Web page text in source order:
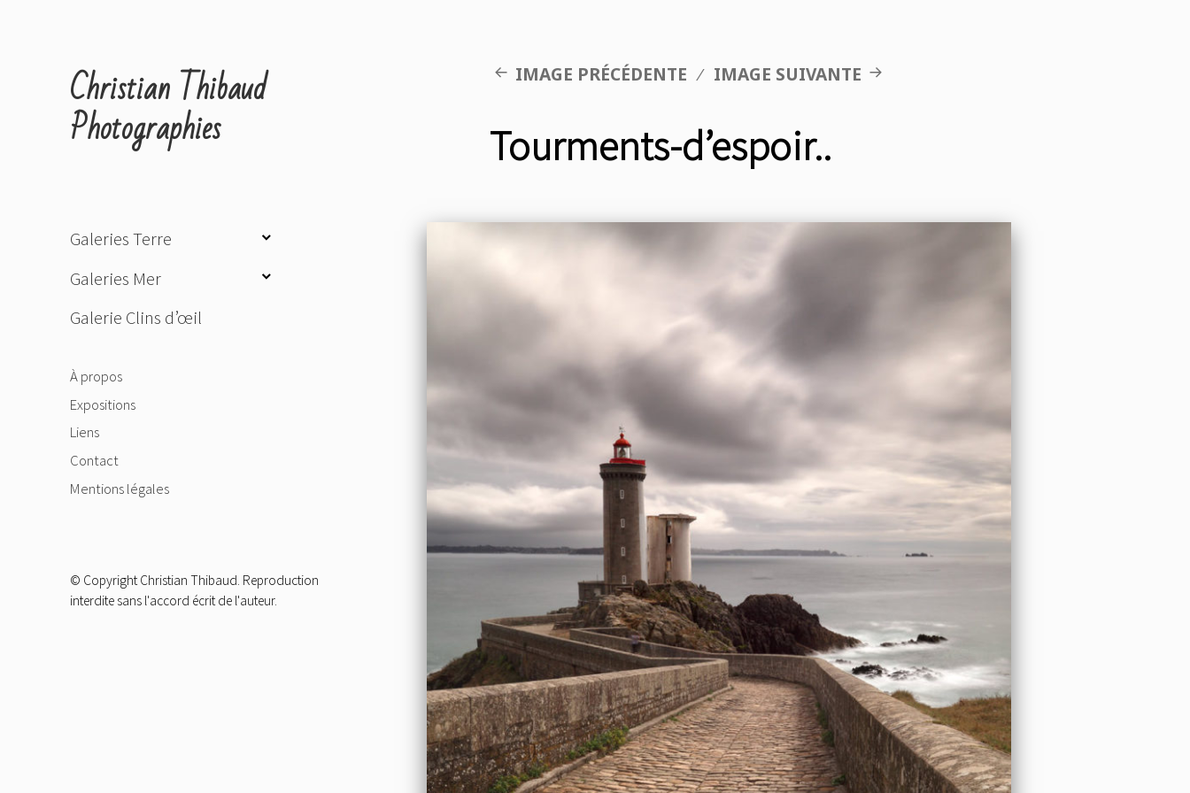
Christian Thibaud
Photographies
Galeries Terre
ouvrir
sous-
Galeries Mer
ouvrir
Galerie Clins d’œil
À propos
Expositions
Liens
Contact
Mentions légales
© Copyright Christian Thibaud. Reproduction
interdite sans l'accord écrit de l'auteur.
IMAGE PRÉCÉDENTE IMAGE SUIVANTE
Tourments-d’espoir..